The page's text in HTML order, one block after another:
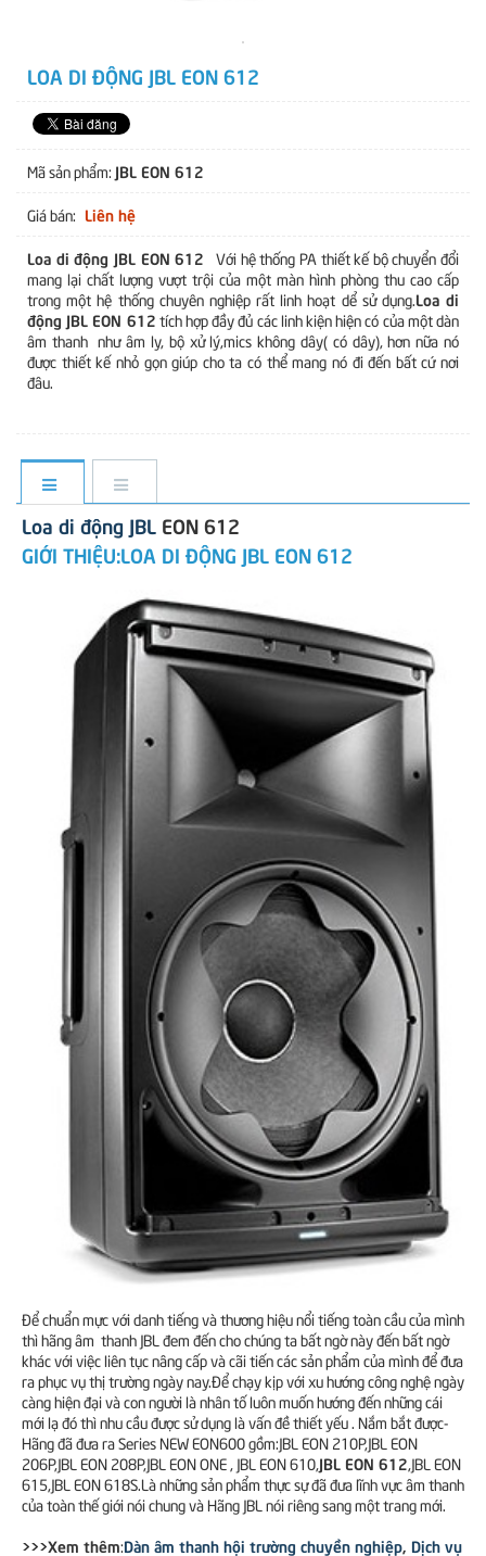
LOA DI ĐỘNG JBL EON 612
Mã sản phẩm: JBL EON 612
Giá bán: Liên hệ
Loa di động JBL EON 612 Với hệ thống PA thiết kế bộ chuyển đổi
mang lại chất lượng vượt trội của một màn hình phòng thu cao cấp
trong một hệ thống chuyên nghiệp rất linh hoạt dể sử dụng.Loa di
động JBL EON 612 tích hợp đầy đủ các linh kiện hiện có của một dàn
âm thanh như âm ly, bộ xử lý,mics không dây( có dây), hơn nữa nó
được thiết kế nhỏ gọn giúp cho ta có thể mang nó đi đến bất cứ nơi
đâu.
Loa di động JBL EON 612
GIỚI THIỆU:LOA DI ĐỘNG JBL EON 612
Để chuẩn mực với danh tiếng và thương hiệu nổi tiếng toàn cầu của mình
thì hãng âm thanh JBL đem đến cho chúng ta bất ngờ này đến bất ngờ
khác với việc liên tục nâng cấp và cãi tiến các sản phẩm của mình để đưa
ra phục vụ thị trường ngày nay.Để chạy kịp với xu hướng công nghệ ngày
càng hiện đại và con người là nhân tố luôn muốn hướng đến những cái
mới lạ đó thì nhu cầu được sử dụng là vấn đề thiết yếu . Nắm bắt được-
Hãng đã đưa ra Series NEW EON600 gồm:JBL EON 210P,JBL EON
206P,JBL EON 208P,JBL EON ONE , JBL EON 610,JBL EON 612,JBL EON
615,JBL EON 618S.Là những sản phẩm thực sự đã đưa lĩnh vực âm thanh
của toàn thế giới nói chung và Hãng JBL nói riêng sang một trang mới.
>>>Xem thêm:Dàn âm thanh hội trường chuyền nghiệp, Dịch vụ